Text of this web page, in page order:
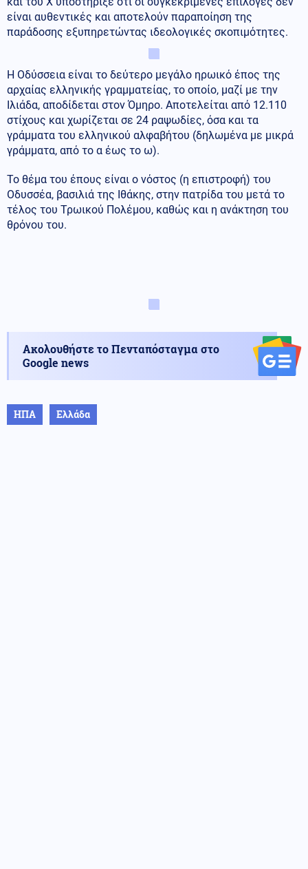
είναι αυθεντικές και αποτελούν παραποίηση της
παράδοσης εξυπηρετώντας ιδεολογικές σκοπιμότητες.
Η Οδύσσεια είναι το δεύτερο μεγάλο ηρωικό έπος της
αρχαίας ελληνικής γραμματείας, το οποίο, μαζί με την
Ιλιάδα, αποδίδεται στον Όμηρο. Αποτελείται από 12.110
στίχους και χωρίζεται σε 24 ραψωδίες, όσα και τα
γράμματα του ελληνικού αλφαβήτου (δηλωμένα με μικρά
γράμματα, από το α έως το ω).
Το θέμα του έπους είναι ο νόστος (η επιστροφή) του
Οδυσσέα, βασιλιά της Ιθάκης, στην πατρίδα του μετά το
τέλος του Τρωικού Πολέμου, καθώς και η ανάκτηση του
θρόνου του.
Ακολουθήστε το Πενταπόσταγμα στο
Google news
ΗΠΑ Ελλάδα